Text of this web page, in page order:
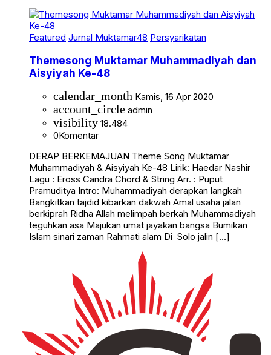
Featured Jurnal Muktamar48 Persyarikatan
Themesong Muktamar Muhammadiyah dan
Aisyiyah Ke-48
calendar_month Kamis, 16 Apr 2020
account_circle admin
visibility 18.484
0Komentar
DERAP BERKEMAJUAN Theme Song Muktamar
Muhammadiyah & Aisyiyah Ke-48 Lirik: Haedar Nashir
Lagu : Eross Candra Chord & String Arr. : Puput
Pramuditya Intro: Muhammadiyah derapkan langkah
Bangkitkan tajdid kibarkan dakwah Amal usaha jalan
berkiprah Ridha Allah melimpah berkah Muhammadiyah
teguhkan asa Majukan umat jayakan bangsa Bumikan
Islam sinari zaman Rahmati alam Di Solo jalin […]